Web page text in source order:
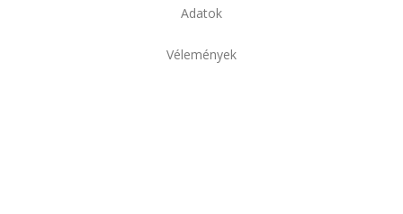
Adatok
Vélemények